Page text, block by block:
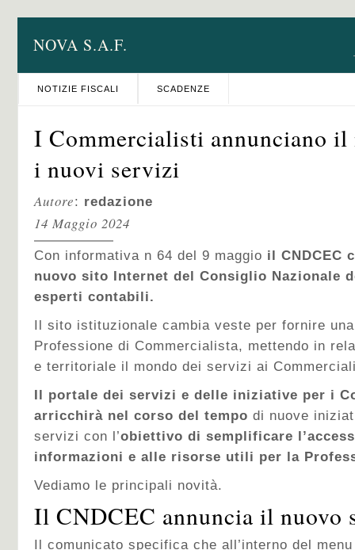
NOVA S.A.F.
NOTIZIE FISCALI SCADENZE
I Commercialisti annunciano
i nuovi servizi
Autore: redazione
14 Maggio 2024
Con informativa n 64 del 9 maggio il CNDCEC
nuovo sito Internet del Consiglio Nazionale
esperti contabili.
Il sito istituzionale cambia veste per fornire
Professione di Commercialista, mettendo in
e territoriale il mondo dei servizi ai
Il portale dei servizi e delle iniziative per i
arricchirà nel corso del tempo di nuove
servizi con l’obiettivo di semplificare
informazioni e alle risorse utili per la
Vediamo le principali novità.
Il CNDCEC annuncia il nuovo
Il comunicato specifica che all’interno del